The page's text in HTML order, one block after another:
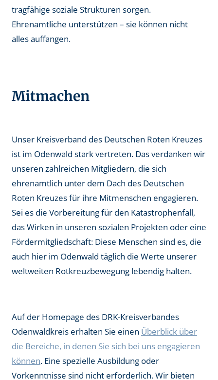
tragfähige soziale Strukturen sorgen.
Ehrenamtliche unterstützen – sie können nicht
alles auffangen.
Mitmachen
Unser Kreisverband des Deutschen Roten Kreuzes
ist im Odenwald stark vertreten. Das verdanken wir
unseren zahlreichen Mitgliedern, die sich
ehrenamtlich unter dem Dach des Deutschen
Roten Kreuzes für ihre Mitmenschen engagieren.
Sei es die Vorbereitung für den Katastrophenfall,
das Wirken in unseren sozialen Projekten oder eine
Fördermitgliedschaft: Diese Menschen sind es, die
auch hier im Odenwald täglich die Werte unserer
weltweiten Rotkreuzbewegung lebendig halten.
Auf der Homepage des DRK-Kreisverbandes
Odenwaldkreis erhalten Sie einen Überblick über
die Bereiche, in denen Sie sich bei uns engagieren
können. Eine spezielle Ausbildung oder
Vorkenntnisse sind nicht erforderlich. Wir bieten